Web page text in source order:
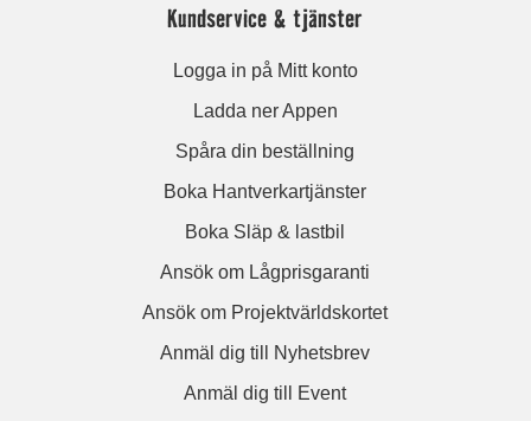
Kundservice & tjänster
Logga in på Mitt konto
Ladda ner Appen
Spåra din beställning
Boka Hantverkartjänster
Boka Släp & lastbil
Ansök om Lågprisgaranti
Ansök om Projektvärldskortet
Anmäl dig till Nyhetsbrev
Anmäl dig till Event